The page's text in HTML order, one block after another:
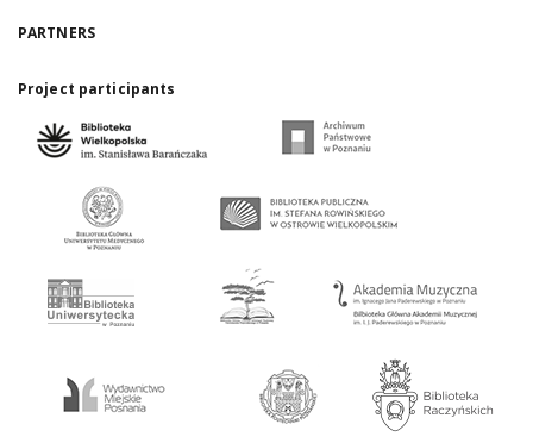
PARTNERS
Project participants